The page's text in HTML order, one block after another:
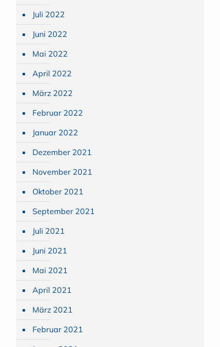
Juli 2022
Juni 2022
Mai 2022
April 2022
März 2022
Februar 2022
Januar 2022
Dezember 2021
November 2021
Oktober 2021
September 2021
Juli 2021
Juni 2021
Mai 2021
April 2021
März 2021
Februar 2021